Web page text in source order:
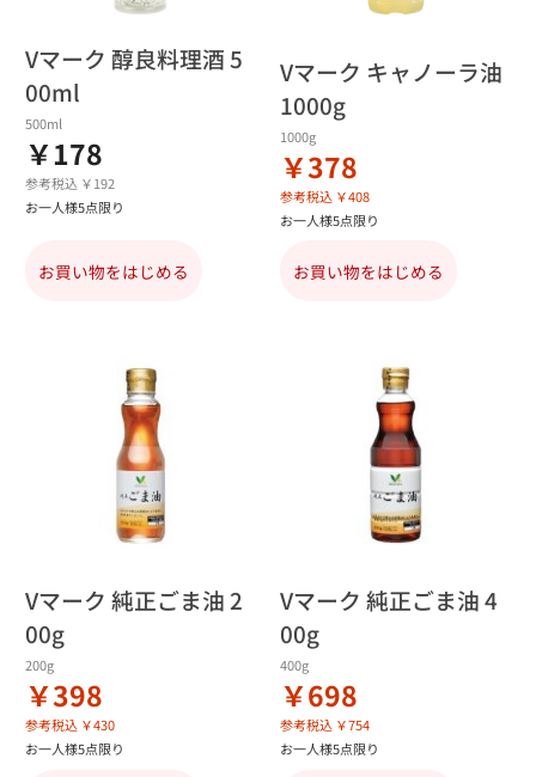
Vマーク 醇良料理酒 5
00ml
500ml
￥178
参考税込 ￥192
お一人様5点限り
お買い物をはじめる
Vマーク キャノーラ油
1000g
1000g
￥378
参考税込 ￥408
お一人様5点限り
お買い物をはじめる
Vマーク 純正ごま油 2
00g
200g
￥398
参考税込 ￥430
お一人様5点限り
Vマーク 純正ごま油 4
00g
400g
￥698
参考税込 ￥754
お一人様5点限り